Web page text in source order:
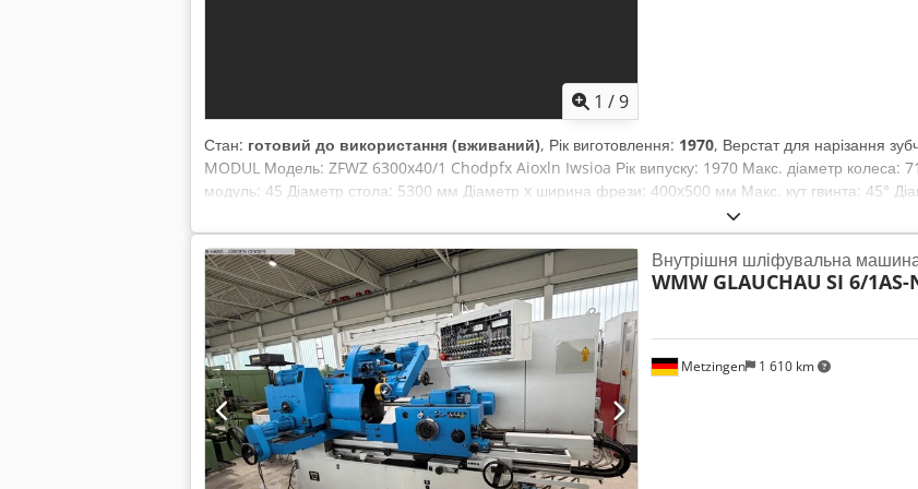
1 /9
Стан: готовий до використання (вживаний), Рік виготовлення: 1970, Верстат для нарізання
MODUL Модель: ZFWZ 6300x40/1 Chodpfx Aioxln Iwsioa Рік випуску: 1970 Макс. діаметр
модуль: 45 Діаметр стола: 5300 мм Діаметр x ширина фрези: 400x500 мм Макс. кут гвинта: 45°
обертання фрези: 9–63 об/хв Загальна потужність: 47 кВт Вага станка: 160 т Обладнання:
головка, головка для внутрішнього фрезерування, змінні шестерні, упори. Відео доступне.
Metzingen 1 610 km
Внутрішня шліфувальна
WMW GLAUCHAU SI 6/1AS-